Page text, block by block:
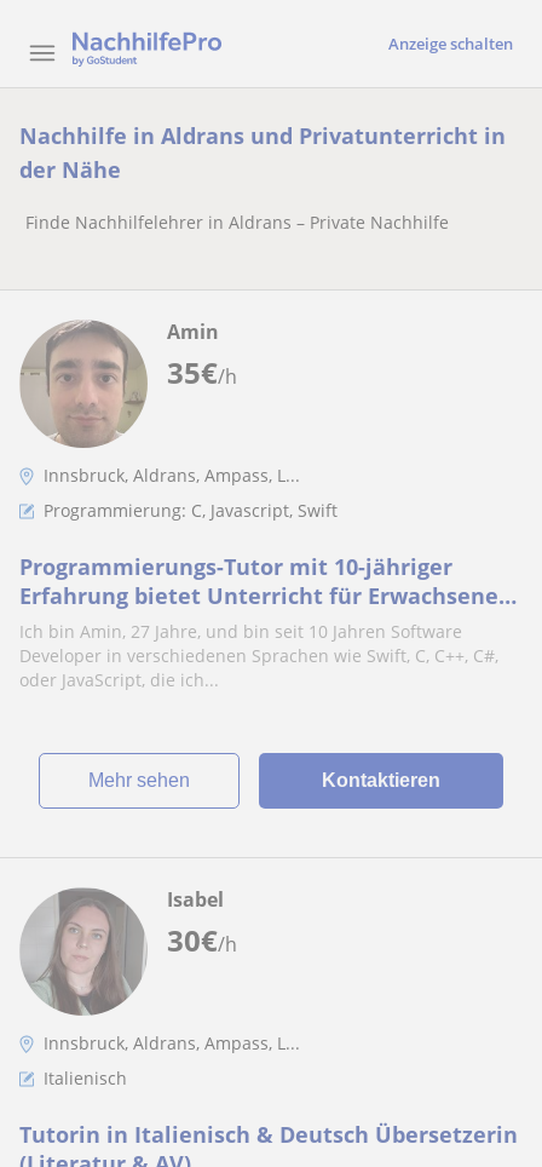
Anzeige schalten
Nachhilfe in Aldrans und Privatunterricht in
der Nähe
Finde Nachhilfelehrer in Aldrans – Private Nachhilfe
35€/h
Amin
Innsbruck, Aldrans, Ampass, L...
Programmierung: C, Javascript, Swift
Programmierungs-Tutor mit 10-jähriger
Erfahrung bietet Unterricht für Erwachsene
und Jugendliche
Ich bin Amin, 27 Jahre, und bin seit 10 Jahren Software
Developer in verschiedenen Sprachen wie Swift, C, C++, C#,
oder JavaScript, die ich...
Mehr sehen Kontaktieren
30€/h
Isabel
Innsbruck, Aldrans, Ampass, L...
Italienisch
Tutorin in Italienisch & Deutsch Übersetzerin